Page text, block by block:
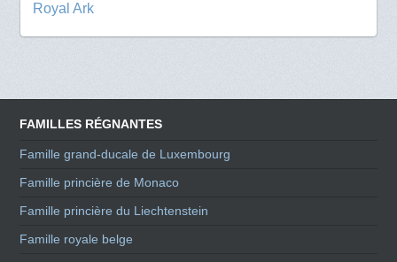
Royal Ark
FAMILLES RÉGNANTES
Famille grand-ducale de Luxembourg
Famille princière de Monaco
Famille princière du Liechtenstein
Famille royale belge